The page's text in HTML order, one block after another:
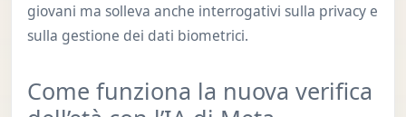
giovani ma solleva anche interrogativi sulla privacy e
sulla gestione dei dati biometrici.
Come funziona la nuova verifica